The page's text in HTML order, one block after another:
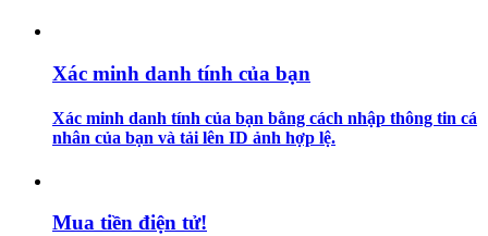
Chiến lược giao dịch
Xác minh danh tính của bạn
Xác minh danh tính của bạn bằng cách nhập thông tin cá
nhân của bạn và tải lên ID ảnh hợp lệ.
Mua tiền điện tử!